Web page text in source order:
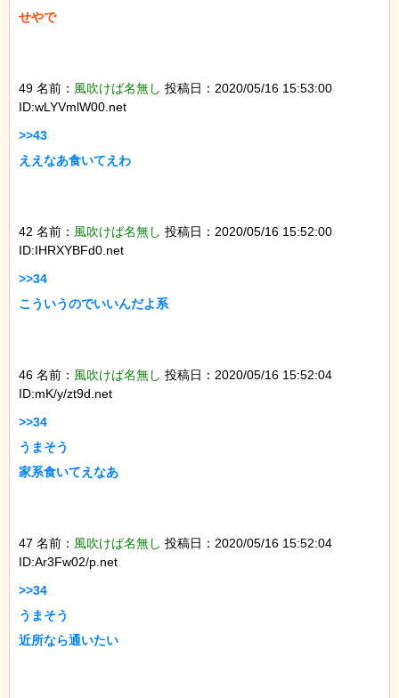
せやで
49 名前： 風吹けば名無し 投稿日：2020/05/16 15:53:00
ID:wLYVmlW00.net
>>43
ええなあ食いてえわ
42 名前： 風吹けば名無し 投稿日：2020/05/16 15:52:00
ID:IHRXYBFd0.net
>>34
こういうのでいいんだよ系
46 名前： 風吹けば名無し 投稿日：2020/05/16 15:52:04
ID:mK/y/zt9d.net
>>34
うまそう
家系食いてえなあ
47 名前： 風吹けば名無し 投稿日：2020/05/16 15:52:04
ID:Ar3Fw02/p.net
>>34
うまそう
近所なら通いたい